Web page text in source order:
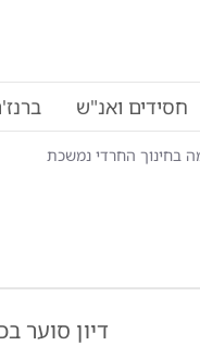
חסידים ואנ"ש
בחינוך החרדי נמשכת
דיון סוער